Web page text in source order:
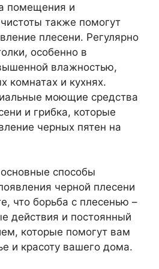
помещения и
также помогут
плесени. Регулярно
особенно в
влажностью,
комнатах и кухнях.
моющие средства
и грибка, которые
черных пятен на
способы
черной плесени
что борьба с плесенью –
действия и постоянный
которые помогут вам
и красоту вашего дома.